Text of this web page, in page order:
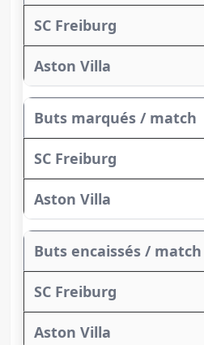
Buts marqués / match
Buts encaissés / match